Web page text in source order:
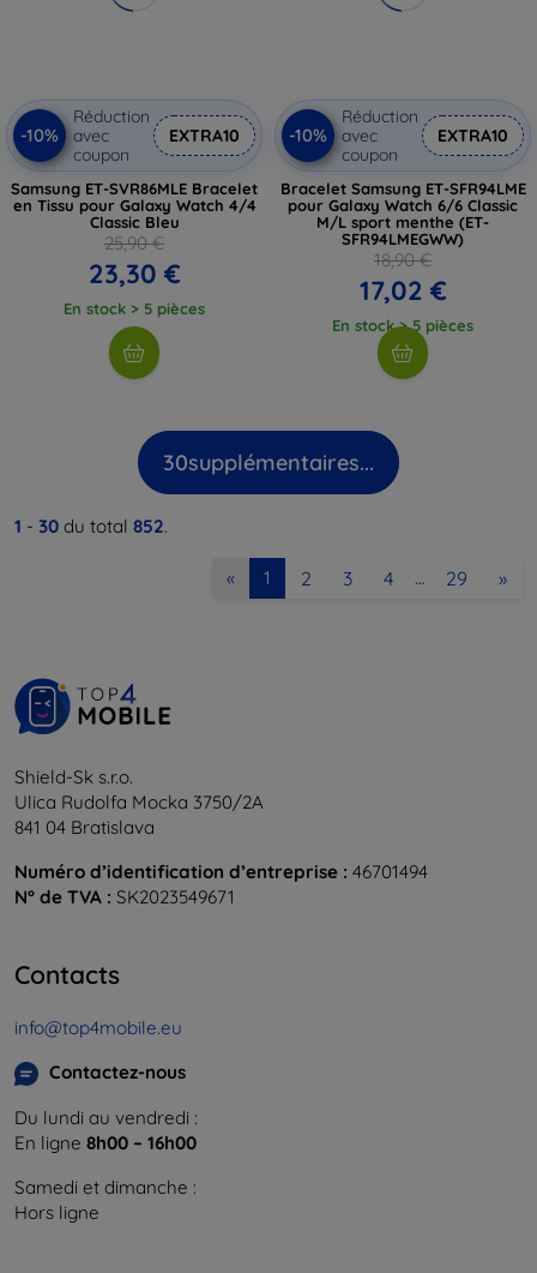
-10%
Réduction
avec
coupon
EXTRA10
Samsung ET-SVR86MLE Bracelet
en Tissu pour Galaxy Watch 4/4
Classic Bleu
25,90 €
23,30 €
En stock > 5 pièces
-10%
Réduction
avec
coupon
EXTRA10
Bracelet Samsung ET-SFR94LME
pour Galaxy Watch 6/6 Classic
M/L sport menthe (ET-
SFR94LMEGWW)
18,90 €
17,02 €
En stock > 5 pièces
30supplémentaires...
1 - 30 du total 852.
« 1 2 3 4 … 29 »
Shield-Sk s.r.o.
Ulica Rudolfa Mocka 3750/2A
841 04 Bratislava
Numéro d’identification d’entreprise : 46701494
N° de TVA : SK2023549671
Contacts
info@top4mobile.eu
Contactez-nous
Du lundi au vendredi :
En ligne 8h00 – 16h00
Samedi et dimanche :
Hors ligne